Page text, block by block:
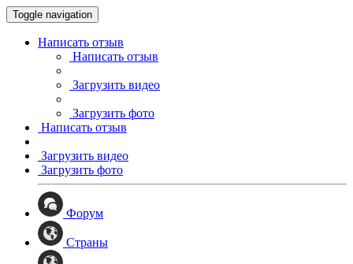
Toggle navigation
Написать отзыв
Написать отзыв
Загрузить видео
Загрузить фото
Написать отзыв
Загрузить видео
Загрузить фото
Форум
Страны